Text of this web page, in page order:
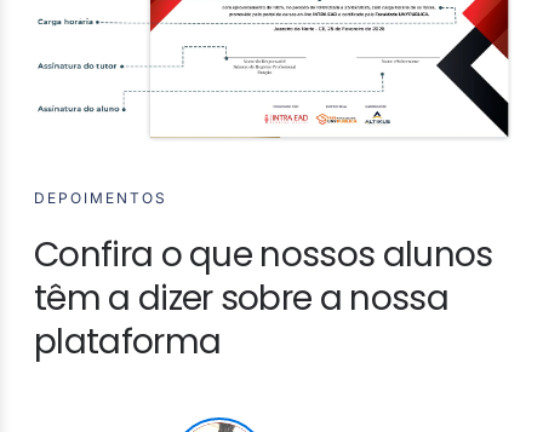
DEPOIMENTOS
Confira o que nossos alunos
têm a dizer sobre a nossa
plataforma